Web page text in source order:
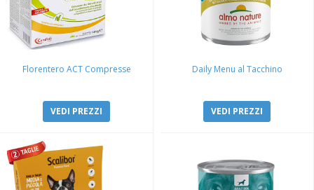
Florentero ACT Compresse
VEDI PREZZI
Daily Menu al Tacchino
VEDI PREZZI